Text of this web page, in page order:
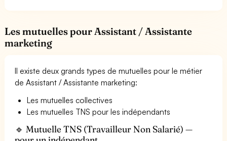
Les mutuelles pour Assistant / Assistante
marketing
Il existe deux grands types de mutuelles pour le métier
de Assistant / Assistante marketing:
Les mutuelles collectives
Les mutuelles TNS pour les indépendants
🔹 Mutuelle TNS (Travailleur Non Salarié) —